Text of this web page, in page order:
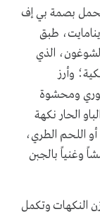
بصمة بي إف
، طبق
الشوغون، الذي
وأرز
ومحشوة
الحار نكهة
اللحم الطري،
وغنياً بالجبن
النكهات وتكمل